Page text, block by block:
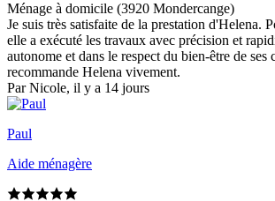
Ménage à domicile (3920 Mondercange)
Je suis très satisfaite de la prestation d'Helena.
elle a exécuté les travaux avec précision et
autonome et dans le respect du bien-être de ses
recommande Helena vivement.
Par Nicole, il y a 14 jours
Paul
Aide ménagère